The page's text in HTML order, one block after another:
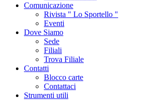
Comunicazione
Rivista " Lo Sportello "
Eventi
Dove Siamo
Sede
Filiali
Trova Filiale
Contatti
Blocco carte
Contattaci
Strumenti utili